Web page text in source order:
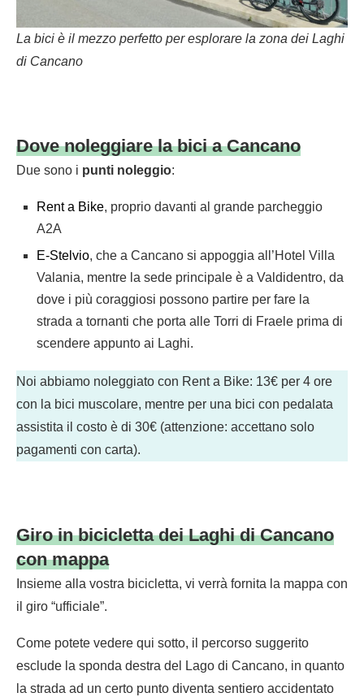
La bici è il mezzo perfetto per esplorare la zona dei Laghi
di Cancano
Dove noleggiare la bici a Cancano
Due sono i punti noleggio:
Rent a Bike, proprio davanti al grande parcheggio
A2A
E-Stelvio, che a Cancano si appoggia all’Hotel Villa
Valania, mentre la sede principale è a Valdidentro, da
dove i più coraggiosi possono partire per fare la
strada a tornanti che porta alle Torri di Fraele prima di
scendere appunto ai Laghi.
Noi abbiamo noleggiato con Rent a Bike: 13€ per 4 ore
con la bici muscolare, mentre per una bici con pedalata
assistita il costo è di 30€ (attenzione: accettano solo
pagamenti con carta).
Giro in bicicletta dei Laghi di Cancano
con mappa
Insieme alla vostra bicicletta, vi verrà fornita la mappa con
il giro “ufficiale”.
Come potete vedere qui sotto, il percorso suggerito
esclude la sponda destra del Lago di Cancano, in quanto
la strada ad un certo punto diventa sentiero accidentato